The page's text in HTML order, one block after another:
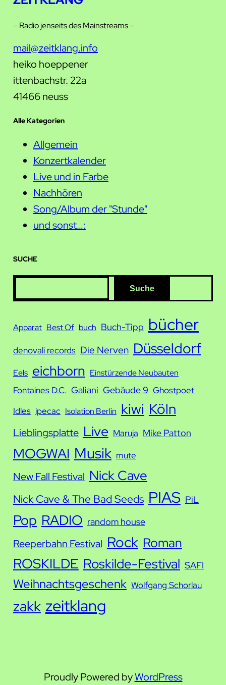
– Radio jenseits des Mainstreams –
mail@zeitklang.info
heiko hoeppener
ittenbachstr. 22a
41466 neuss
Alle Kategorien
Allgemein
Konzertkalender
Live und in Farbe
Nachhören
Song/Album der "Stunde"
und sonst…:
SUCHE
S
u
h
e
Suche
Apparat Best Of buch Buch-Tipp bücher
denovali records Die Nerven Düsseldorf
Eels eichborn Einstürzende Neubauten
Fontaines D.C. Galiani Gebäude 9 Ghostpoet
Idles ipecac Isolation Berlin kiwi Köln
Lieblingsplatte Live Maruja Mike Patton
MOGWAI Musik mute
New Fall Festival Nick Cave
Nick Cave & The Bad Seeds PIAS PiL
Pop RADIO random house
Reeperbahn Festival Rock Roman
ROSKILDE Roskilde-Festival SAFI
Weihnachtsgeschenk Wolfgang Schorlau
zakk zeitklang
Proudly Powered byWordPress